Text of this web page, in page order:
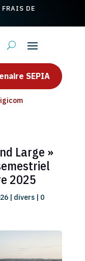
DE
SEPIA
Large »
2025
| divers| 0